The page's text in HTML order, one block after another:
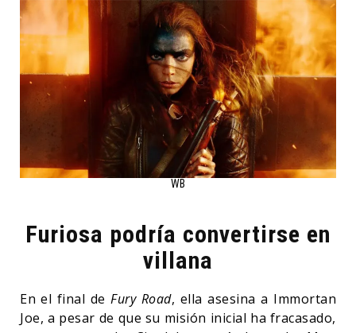
WB
Furiosa podría convertirse en
villana
En el final deFury Road, ella asesina a Immortan
Joe, a pesar de que su misión inicial ha fracasado,